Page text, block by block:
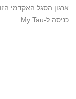
ארגון הסגל האקדמי
כניסה ל-My Tau